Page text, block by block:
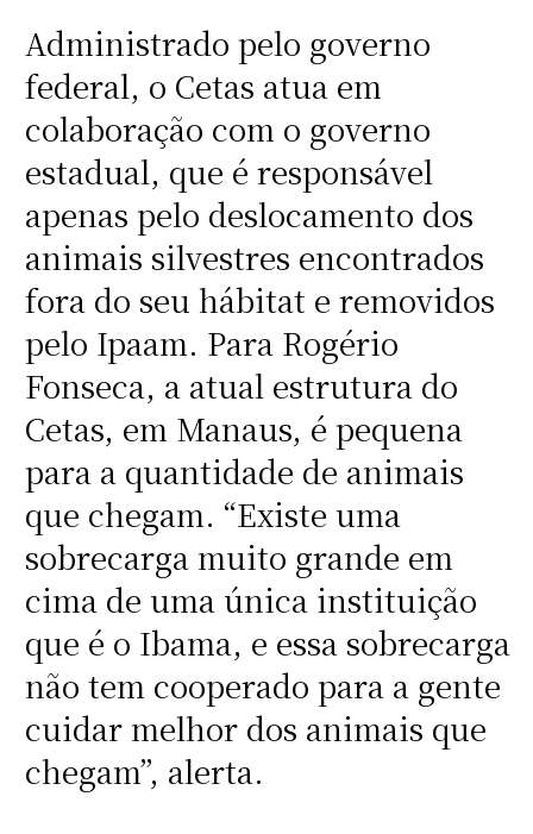
Administrado pelo governo
federal, o Cetas atua em
colaboração com o governo
estadual, que é responsável
apenas pelo deslocamento dos
animais silvestres encontrados
fora do seu hábitat e removidos
pelo Ipaam. Para Rogério
Fonseca, a atual estrutura do
Cetas, em Manaus, é pequena
para a quantidade de animais
que chegam. “Existe uma
sobrecarga muito grande em
cima de uma única instituição
que é o Ibama, e essa sobrecarga
não tem cooperado para a gente
cuidar melhor dos animais que
chegam”, alerta.